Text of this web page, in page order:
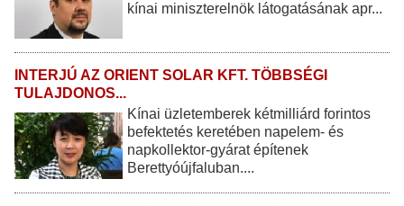
kínai miniszterelnök látogatásának apr...
INTERJÚ AZ ORIENT SOLAR KFT. TÖBBSÉGI
TULAJDONOS...
Kínai üzletemberek kétmilliárd forintos
befektetés keretében napelem- és
napkollektor-gyárat építenek
Berettyóújfaluban....